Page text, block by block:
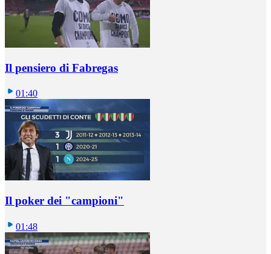
Il pensiero di Fabregas
01:40
Il poker dei "campioni"
01:48